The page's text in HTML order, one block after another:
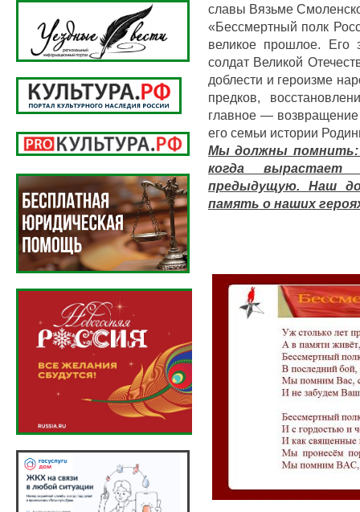
славы Вязьме
«Бессмертный полк
великое прошлое. Его
солдат Великой
доблести и героизме
предков,
главное — возвращение
его семьи истории
Мы должны помнить:
когда вырастает
предыдущую. Наш
память о наших